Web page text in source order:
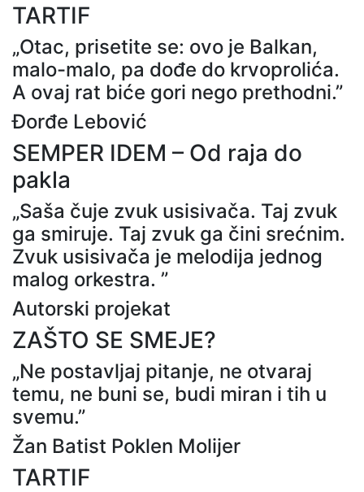
TARTIF
„Otac, prisetite se: ovo je Balkan,
malo-malo, pa dođe do krvoprolića.
A ovaj rat biće gori nego prethodni.”
Đorđe Lebović
SEMPER IDEM – Od raja do
pakla
„Saša čuje zvuk usisivača. Taj zvuk
ga smiruje. Taj zvuk ga čini srećnim.
Zvuk usisivača je melodija jednog
malog orkestra. ”
Autorski projekat
ZAŠTO SE SMEJE?
„Ne postavljaj pitanje, ne otvaraj
temu, ne buni se, budi miran i tih u
svemu.”
Žan Batist Poklen Molijer
TARTIF